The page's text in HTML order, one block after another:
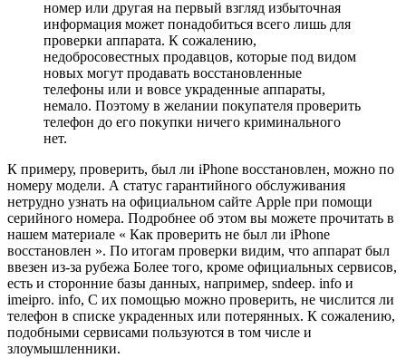
номер или другая на первый взгляд избыточная
информация может понадобиться всего лишь для
проверки аппарата. К сожалению,
недобросовестных продавцов, которые под видом
новых могут продавать восстановленные
телефоны или и вовсе украденные аппараты,
немало. Поэтому в желании покупателя проверить
телефон до его покупки ничего криминального
нет.
К примеру, проверить, был ли iPhone восстановлен, можно по
номеру модели. А статус гарантийного обслуживания
нетрудно узнать на официальном сайте Apple при помощи
серийного номера. Подробнее об этом вы можете прочитать в
нашем материале « Как проверить не был ли iPhone
восстановлен ». По итогам проверки видим, что аппарат был
ввезен из-за рубежа Более того, кроме официальных сервисов,
есть и сторонние базы данных, например, sndeep. info и
imeipro. info, С их помощью можно проверить, не числится ли
телефон в списке украденных или потерянных. К сожалению,
подобными сервисами пользуются в том числе и
злоумышленники.